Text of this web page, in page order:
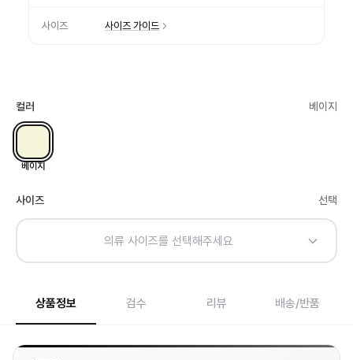
사이즈 사이즈 가이드
컬러 베이지
베이지
사이즈 선택
의류 사이즈를 선택해주세요
상품정보 검수 리뷰 배송/반품